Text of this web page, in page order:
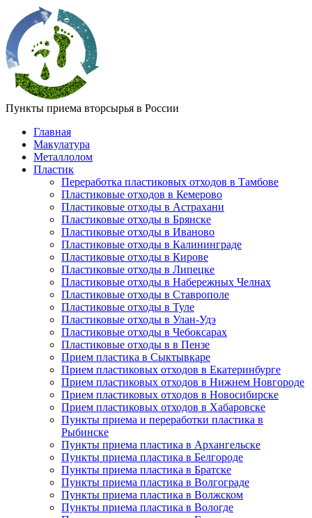
Пункты приема вторсырья в России
Главная
Макулатура
Металлолом
Пластик
Переработка пластиковых отходов в Тамбове
Пластиковые отходов в Кемерово
Пластиковые отходы в Астрахани
Пластиковые отходы в Брянске
Пластиковые отходы в Иваново
Пластиковые отходы в Калининграде
Пластиковые отходы в Кирове
Пластиковые отходы в Липецке
Пластиковые отходы в Набережных Челнах
Пластиковые отходы в Ставрополе
Пластиковые отходы в Туле
Пластиковые отходы в Улан-Удэ
Пластиковые отходы в Чебоксарах
Пластиковые отходы в в Пензе
Прием пластика в Сыктывкаре
Прием пластиковых отходов в Екатеринбурге
Прием пластиковых отходов в Нижнем Новгороде
Прием пластиковых отходов в Новосибирске
Прием пластиковых отходов в Хабаровске
Пункты приема и переработки пластика в
Рыбинске
Пункты приема пластика в Архангельске
Пункты приема пластика в Белгороде
Пункты приема пластика в Братске
Пункты приема пластика в Волгограде
Пункты приема пластика в Волжском
Пункты приема пластика в Вологде